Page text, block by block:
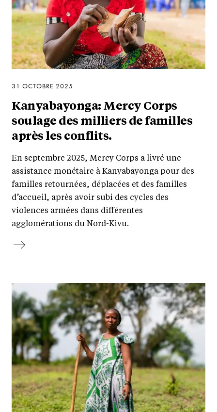
31 OCTOBRE 2025
Kanyabayonga: Mercy Corps
soulage des milliers de familles
après les conflits.
En septembre 2025, Mercy Corps a livré une
assistance monétaire à Kanyabayonga pour des
familles retournées, déplacées et des familles
d’accueil, après avoir subi des cycles des
violences armées dans différentes
agglomérations du Nord-Kivu.